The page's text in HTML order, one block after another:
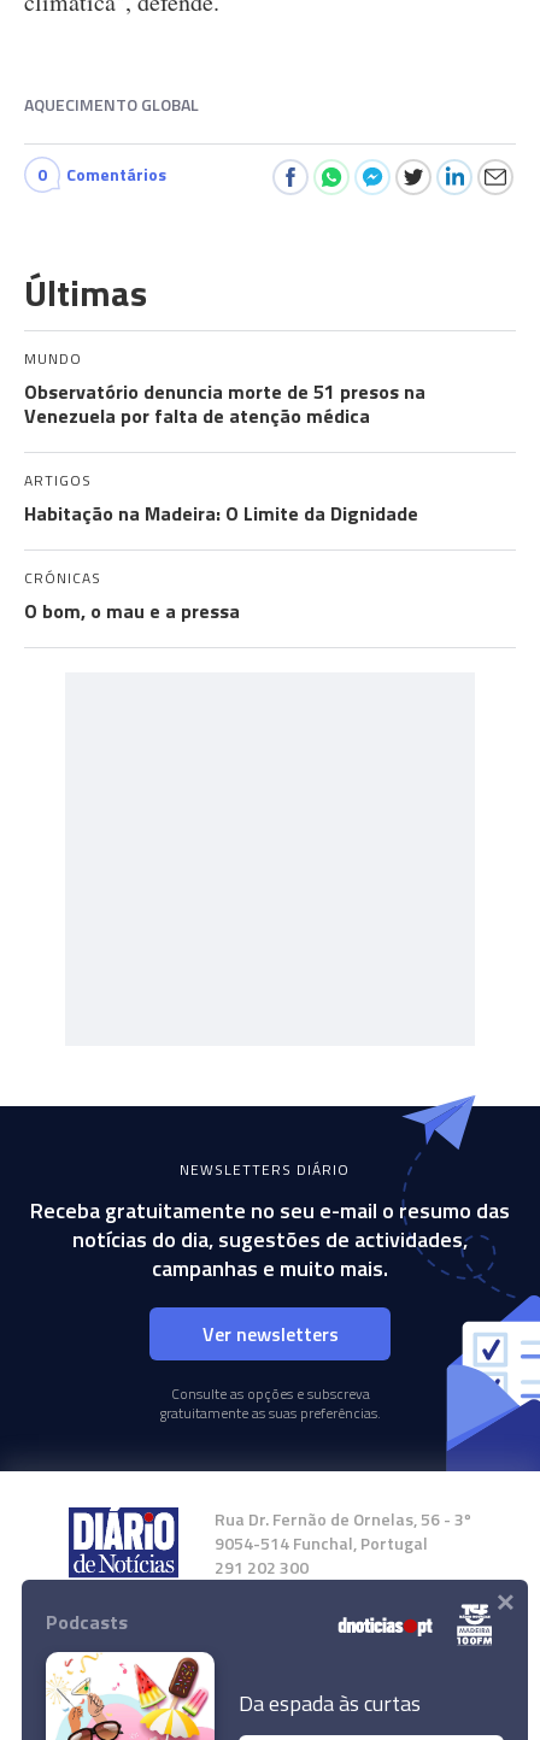
AQUECIMENTO GLOBAL
0 Comentários
Últimas
MUNDO
Observatório denuncia morte de 51 presos na
Venezuela por falta de atenção médica
ARTIGOS
Habitação na Madeira: O Limite da Dignidade
CRÓNICAS
O bom, o mau e a pressa
NEWSLETTERS DIÁRIO
Receba gratuitamente no seu e-mail o resumo das
notícias do dia, sugestões de actividades,
campanhas e muito mais.
Ver newsletters
Consulte as opções e subscreva
gratuitamente as suas preferências.
Rua Dr. Fernão de Ornelas, 56 - 3º
9054-514 Funchal, Portugal
291 202 300
Instale a nossa App
Podcasts
Da espada às curtas
×